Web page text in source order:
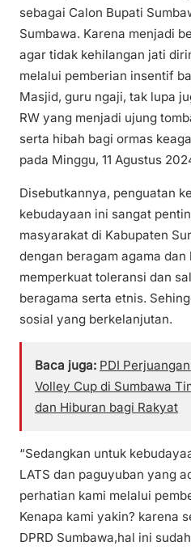
sebagai Calon Bupati
Sumbawa. Karena menjadi
agar tidak kehilangan jati
melalui pemberian insentif
Masjid, guru ngaji, tak lupa
RW yang menjadi ujung
serta hibah bagi ormas
pada Minggu, 11 Agustus
Disebutkannya, penguatan
kebudayaan ini sangat
masyarakat di Kabupaten
dengan beragam agama
memperkuat toleransi dan
beragama serta etnis.
sosial yang berkelanjutan.
Baca juga: PDI
Volley Cup di Sumbawa
dan Hiburan bagi Rakyat
“Sedangkan untuk
LATS dan paguyuban yang
perhatian kami melalui
Kenapa kami yakin? karena
DPRD Sumbawa,hal ini